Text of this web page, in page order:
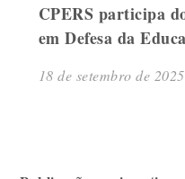
CPERS participa
em Defesa da
18 de setembro de 2025